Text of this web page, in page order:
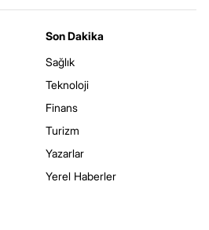
Son Dakika
Sağlık
Teknoloji
Finans
Turizm
Yazarlar
Yerel Haberler